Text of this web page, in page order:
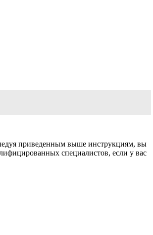
приведенным выше инструкциям, вы
специалистов, если у вас